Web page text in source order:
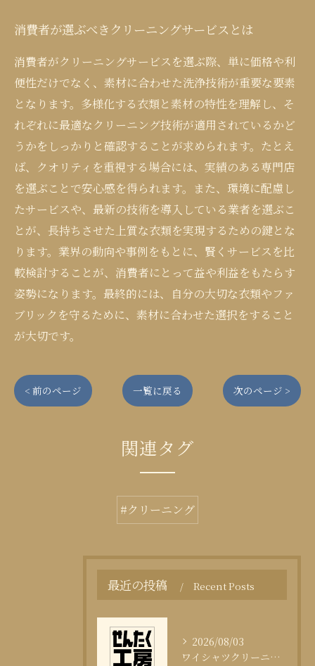
消費者が選ぶべきクリーニングサービスとは
消費者がクリーニングサービスを選ぶ際、単に価格や利
便性だけでなく、素材に合わせた洗浄技術が重要な要素
となります。多様化する衣類と素材の特性を理解し、そ
れぞれに最適なクリーニング技術が適用されているかど
うかをしっかりと確認することが求められます。たとえ
ば、クオリティを重視する場合には、実績のある専門店
を選ぶことで安心感を得られます。また、環境に配慮し
たサービスや、最新の技術を導入している業者を選ぶこ
とが、長持ちさせた上質な衣類を実現するための鍵とな
ります。業界の動向や事例をもとに、賢くサービスを比
較検討することが、消費者にとって益や利益をもたらす
姿勢になります。最終的には、自分の大切な衣類やファ
ブリックを守るために、素材に合わせた選択をすること
が大切です。
< 前のページ 一覧に戻る 次のページ >
関連タグ
#クリーニング
最近の投稿 Recent Posts
2026/08/03
ワイシャツクリーニング頻度と清潔感の科学